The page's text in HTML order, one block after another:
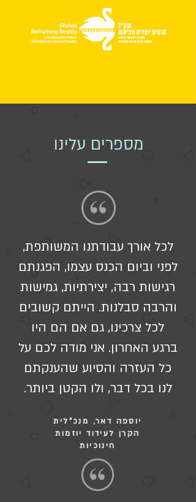
מספרים עלינו
לכל אורך עבודתנו המשותפת,
לפני וביום הכנס עצמו, הפגנתם
רגישות רבה, יצירתיות, גמישות
והרבה סבלנות. הייתם קשובים
לכל צרכינו, גם אם הם היו
ברגע האחרון. אני מודה לכם על
כל העזרה והסיוע שהענקתם
לנו בכל דבר, ולו הקטן ביותר.
יוספה דאר, מנכ"לית
הקרן לעידוד יוזמות
חינוכיות